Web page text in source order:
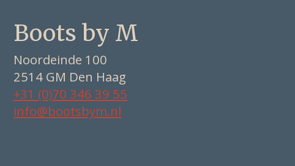
Boots by M
Noordeinde 100
2514 GM Den Haag
+31 (0)70 346 39 55
info@bootsbym.nl